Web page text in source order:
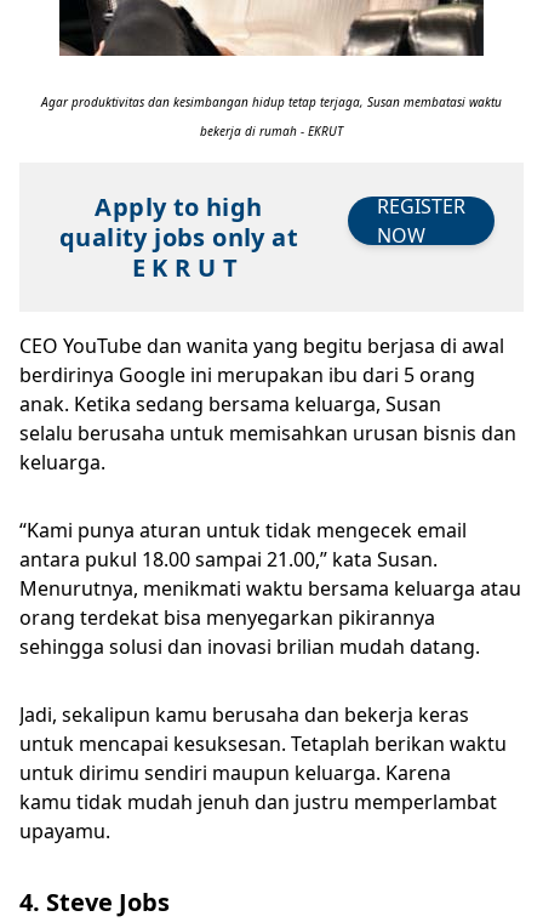
Agar produktivitas dan kesimbangan hidup tetap terjaga, Susan membatasi waktu
bekerja di rumah - EKRUT
Apply to high
quality jobs only at
E K R U T
REGISTER
NOW
CEO YouTube dan wanita yang begitu berjasa di awal
berdirinya Google ini merupakan ibu dari 5 orang
anak. Ketika sedang bersama keluarga, Susan
selalu berusaha untuk memisahkan urusan bisnis dan
keluarga.
“Kami punya aturan untuk tidak mengecek email
antara pukul 18.00 sampai 21.00,” kata Susan.
Menurutnya, menikmati waktu bersama keluarga atau
orang terdekat bisa menyegarkan pikirannya
sehingga solusi dan inovasi brilian mudah datang.
Jadi, sekalipun kamu berusaha dan bekerja keras
untuk mencapai kesuksesan. Tetaplah berikan waktu
untuk dirimu sendiri maupun keluarga. Karena
kamu tidak mudah jenuh dan justru memperlambat
upayamu.
4. Steve Jobs